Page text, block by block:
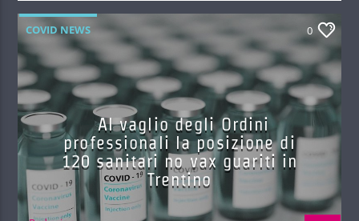
COVID NEWS 0
Al vaglio degli Ordini
professionali la posizione di
120 sanitari no vax guariti in
Trentino